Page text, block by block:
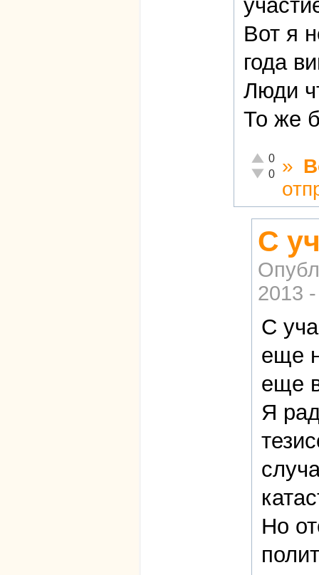
Вот я
года
Люди
То же
Отлично!
0
Неадекватно!
0 »
С
2013
С
еще
еще
Я
Но